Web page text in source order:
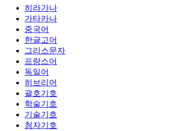
히라가나
가타카나
중국어
한글고어
그리스문자
프랑스어
독일어
히브리어
괄호기호
학술기호
기술기호
첨자기호